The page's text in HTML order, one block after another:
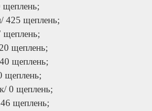
щеплень;
425 щеплень;
щеплень;
щеплень;
щеплень;
щеплень;
0 щеплень;
щеплень;